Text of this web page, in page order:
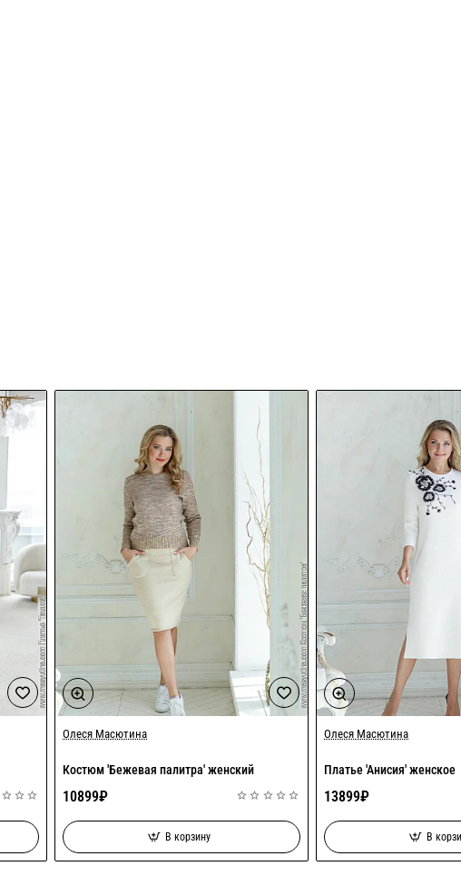
Олеся Масютина
Костюм 'Бежевая палитра' женский
10899₽
В корзину
Олеся Масютина
Платье 'Анисия' женское
13899₽
В